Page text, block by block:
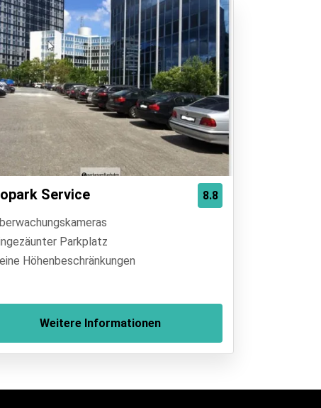
8.8
Service
Parkplatz
Höhenbeschränkungen
Weitere Informationen